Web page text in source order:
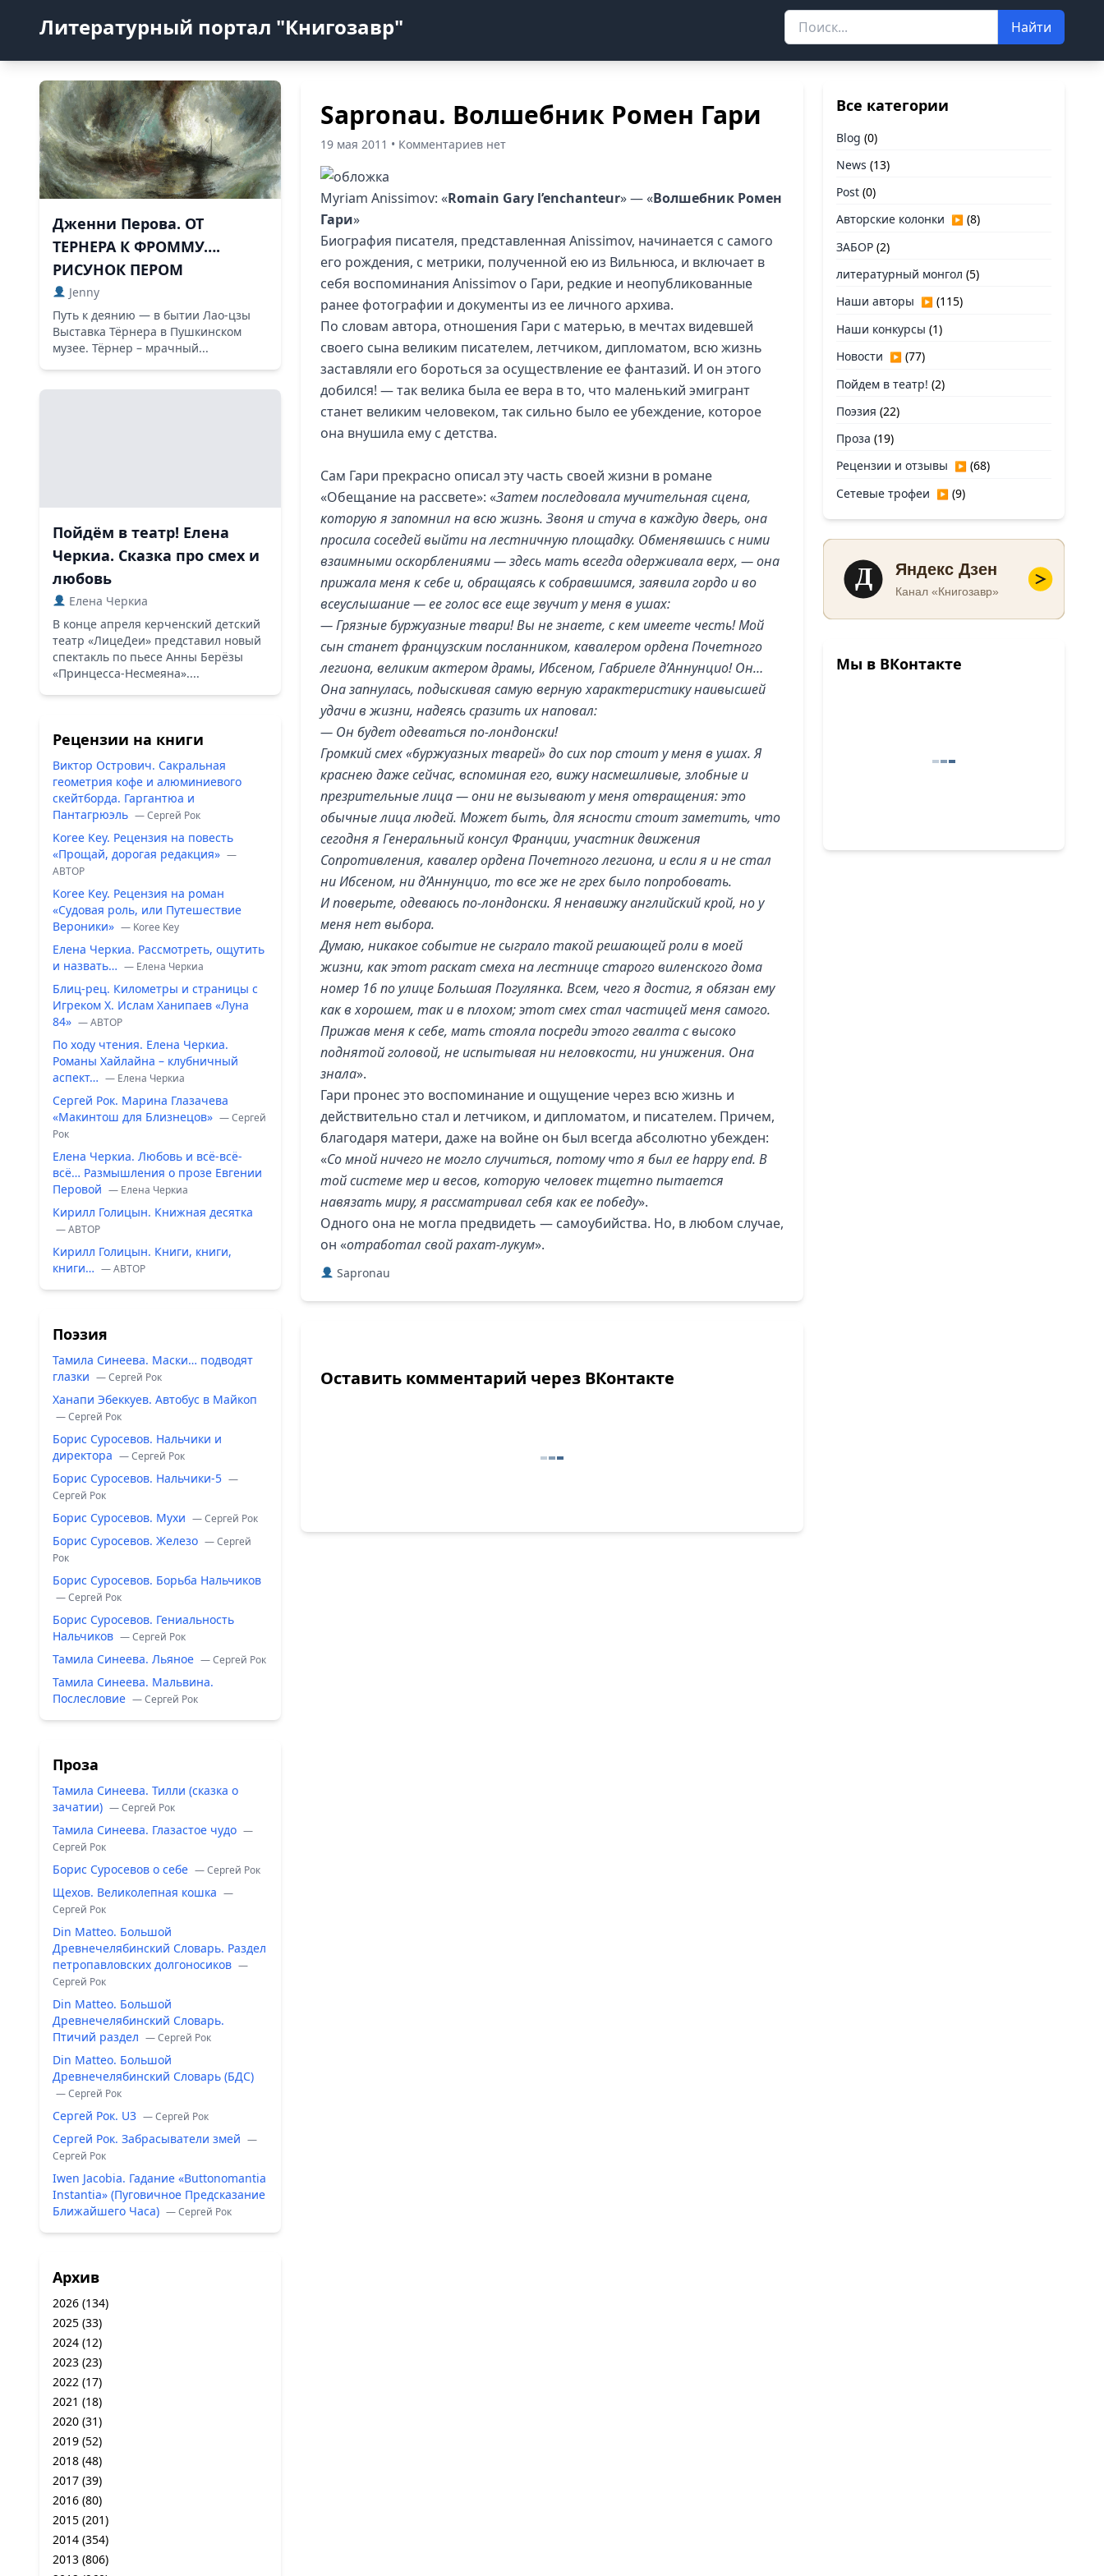
Литературный портал "Книгозавр" Найти
Дженни Перова. ОТ
ТЕРНЕРА К ФРОММУ….
РИСУНОК ПЕРОМ
Jenny
Путь к деянию — в бытии Лао-цзы
Выставка Тёрнера в Пушкинском
музее. Тёрнер – мрачный...
Пойдём в театр! Елена
Черкиа. Сказка про смех и
любовь
Елена Черкиа
В конце апреля керченский детский
театр «ЛицеДеи» представил новый
спектакль по пьесе Анны Берёзы
«Принцесса-Несмеяна»....
Рецензии на книги
Виктор Острович. Сакральная
геометрия кофе и алюминиевого
скейтборда. Гаргантюа и
Пантагрюэль — Сергей Рок
Koree Key. Рецензия на повесть
«Прощай, дорогая редакция» —
ABTOP
Koree Key. Рецензия на роман
«Судовая роль, или Путешествие
Вероники» — Koree Key
Елена Черкиа. Рассмотреть, ощутить
и назвать… — Елена Черкиа
Блиц-рец. Километры и страницы с
Игреком Х. Ислам Ханипаев «Луна
84» — ABTOP
По ходу чтения. Елена Черкиа.
Романы Хайлайна – клубничный
аспект… — Елена Черкиа
Сергей Рок. Марина Глазачева
«Макинтош для Близнецов» — Сергей
Рок
Елена Черкиа. Любовь и всё-всё-
всё… Размышления о прозе Евгении
Перовой — Елена Черкиа
Кирилл Голицын. Книжная десятка
— ABTOP
Кирилл Голицын. Книги, книги,
книги… — ABTOP
Поэзия
Тамила Синеева. Маски… подводят
глазки — Сергей Рок
Ханапи Эбеккуев. Автобус в Майкоп
— Сергей Рок
Борис Суросевов. Нальчики и
директора — Сергей Рок
Борис Суросевов. Нальчики-5 —
Сергей Рок
Борис Суросевов. Мухи — Сергей Рок
Борис Суросевов. Железо — Сергей
Рок
Борис Суросевов. Борьба Нальчиков
— Сергей Рок
Борис Суросевов. Гениальность
Нальчиков — Сергей Рок
Тамила Синеева. Льяное — Сергей Рок
Тамила Синеева. Мальвина.
Послесловие — Сергей Рок
Проза
Тамила Синеева. Тилли (сказка о
зачатии) — Сергей Рок
Тамила Синеева. Глазастое чудо —
Сергей Рок
Борис Суросевов о себе — Сергей Рок
Щехов. Великолепная кошка —
Сергей Рок
Din Matteo. Большой
Древнечелябинский Словарь. Раздел
петропавловских долгоносиков —
Сергей Рок
Din Matteo. Большой
Древнечелябинский Словарь.
Птичий раздел — Сергей Рок
Din Matteo. Большой
Древнечелябинский Словарь (БДС)
— Сергей Рок
Сергей Рок. U3 — Сергей Рок
Сергей Рок. Забрасыватели змей —
Сергей Рок
Iwen Jacobia. Гадание «Buttonomantia
Instantia» (Пуговичное Предсказание
Ближайшего Часа) — Сергей Рок
Архив
2026 (134)
2025 (33)
2024 (12)
2023 (23)
2022 (17)
2021 (18)
2020 (31)
2019 (52)
2018 (48)
2017 (39)
2016 (80)
2015 (201)
2014 (354)
2013 (806)
Sapronau. Волшебник Ромен Гари
19 мая 2011 • Комментариев нет
Myriam Anissimov: «Romain Gary l’enchanteur» — «Волшебник Ромен
Гари»
Биография писателя, представленная Anissimov, начинается с самого
его рождения, с метрики, полученной ею из Вильнюса, и включает в
себя воспоминания Anissimov о Гари, редкие и неопубликованные
ранее фотографии и документы из ее личного архива.
По словам автора, отношения Гари с матерью, в мечтах видевшей
своего сына великим писателем, летчиком, дипломатом, всю жизнь
заставляли его бороться за осуществление ее фантазий. И он этого
добился! — так велика была ее вера в то, что маленький эмигрант
станет великим человеком, так сильно было ее убеждение, которое
она внушила ему с детства.
Сам Гари прекрасно описал эту часть своей жизни в романе
«Обещание на рассвете»: «Затем последовала мучительная сцена,
которую я запомнил на всю жизнь. Звоня и стуча в каждую дверь, она
просила соседей выйти на лестничную площадку. Обменявшись с ними
взаимными оскорблениями — здесь мать всегда одерживала верх, — она
прижала меня к себе и, обращаясь к собравшимся, заявила гордо и во
всеуслышание — ее голос все еще звучит у меня в ушах:
— Грязные буржуазные твари! Вы не знаете, с кем имеете честь! Мой
сын станет французским посланником, кавалером ордена Почетного
легиона, великим актером драмы, Ибсеном, Габриеле д’Аннунцио! Он…
Она запнулась, подыскивая самую верную характеристику наивысшей
удачи в жизни, надеясь сразить их наповал:
— Он будет одеваться по-лондонски!
Громкий смех «буржуазных тварей» до сих пор стоит у меня в ушах. Я
краснею даже сейчас, вспоминая его, вижу насмешливые, злобные и
презрительные лица — они не вызывают у меня отвращения: это
обычные лица людей. Может быть, для ясности стоит заметить, что
сегодня я Генеральный консул Франции, участник движения
Сопротивления, кавалер ордена Почетного легиона, и если я и не стал
ни Ибсеном, ни д’Аннунцио, то все же не грех было попробовать.
И поверьте, одеваюсь по-лондонски. Я ненавижу английский крой, но у
меня нет выбора.
Думаю, никакое событие не сыграло такой решающей роли в моей
жизни, как этот раскат смеха на лестнице старого виленского дома
номер 16 по улице Большая Погулянка. Всем, чего я достиг, я обязан ему
как в хорошем, так и в плохом; этот смех стал частицей меня самого.
Прижав меня к себе, мать стояла посреди этого гвалта с высоко
поднятой головой, не испытывая ни неловкости, ни унижения. Она
знала».
Гари пронес это воспоминание и ощущение через всю жизнь и
действительно стал и летчиком, и дипломатом, и писателем. Причем,
благодаря матери, даже на войне он был всегда абсолютно убежден:
«Со мной ничего не могло случиться, потому что я был ее happy end. В
той системе мер и весов, которую человек тщетно пытается
навязать миру, я рассматривал себя как ее победу».
Одного она не могла предвидеть — самоубийства. Но, в любом случае,
он «отработал свой рахат-лукум».
Sapronau
Оставить комментарий через ВКонтакте
Все категории
Blog (0)
News (13)
Post (0)
Авторские колонки ▶ (8)
ЗАБОР (2)
литературный монгол (5)
Наши авторы ▶ (115)
Наши конкурсы (1)
Новости ▶ (77)
Пойдем в театр! (2)
Поэзия (22)
Проза (19)
Рецензии и отзывы ▶ (68)
Сетевые трофеи ▶ (9)
Д Яндекс Дзен
Канал «Книгозавр»
Мы в ВКонтакте